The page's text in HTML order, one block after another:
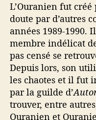
L’Ouranien fut
doute par d’autres
années 1989-1990.
membre indélicat
pas censé se
Depuis lors, son
les chaotes et il fut
par la guilde d’
trouver, entre
Ouranien et